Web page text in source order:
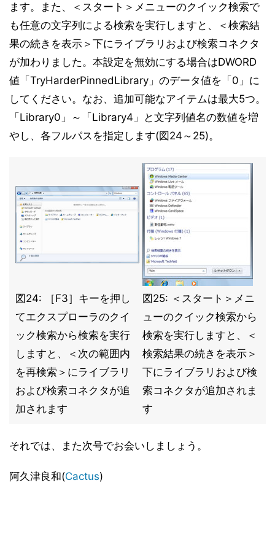
ます。また、＜スタート＞メニューのクイック検索で
も任意の文字列による検索を実行しますと、＜検索結
果の続きを表示＞下にライブラリおよび検索コネクタ
が加わりました。本設定を無効にする場合はDWORD
値「TryHarderPinnedLibrary」のデータ値を「0」に
してください。なお、追加可能なアイテムは最大5つ。
「Library0」～「Library4」と文字列値名の数値を増
やし、各フルパスを指定します(図24～25)。
図24: ［F3］キーを押し
てエクスプローラのクイ
ック検索から検索を実行
しますと、＜次の範囲内
を再検索＞にライブラリ
および検索コネクタが追
加されます
図25: ＜スタート＞メニ
ューのクイック検索から
検索を実行しますと、＜
検索結果の続きを表示＞
下にライブラリおよび検
索コネクタが追加されま
す
それでは、また次号でお会いしましょう。
阿久津良和(Cactus)